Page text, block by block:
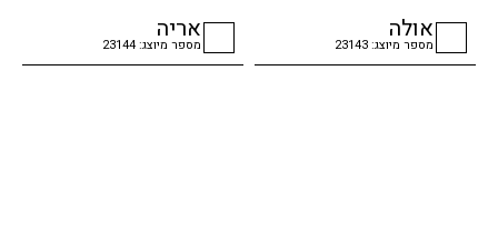
אולה
מספר מיוצג: 23143
אריה
מספר מיוצג: 23144